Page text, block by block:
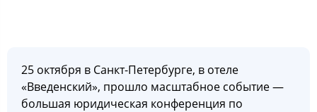
25 октября в Санкт-Петербурге, в отеле
«Введенский», прошло масштабное событие —
большая юридическая конференция по